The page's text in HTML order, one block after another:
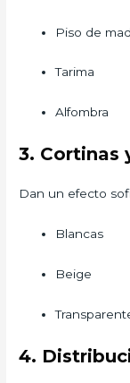
Piso de
Tarima
Alfombra
3. Cortinas
Dan un efecto
Blancas
Beige
4.